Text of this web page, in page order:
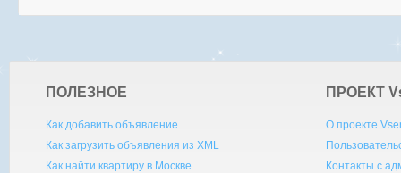
ПОЛЕЗНОЕ
Как добавить объявление
Как загрузить объявления из XML
Как найти квартиру в Москве
ПРОЕКТ V
О проекте
Контакты с